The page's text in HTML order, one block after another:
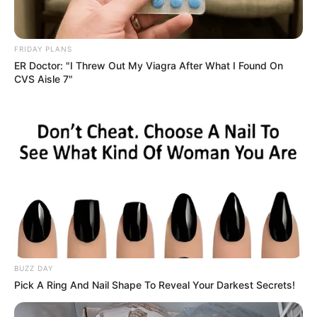
FRIDAY PLANS
ER Doctor: "I Threw Out My Viagra After What I Found On
CVS Aisle 7"
BUZZ DAY
Pick A Ring And Nail Shape To Reveal Your Darkest Secrets!